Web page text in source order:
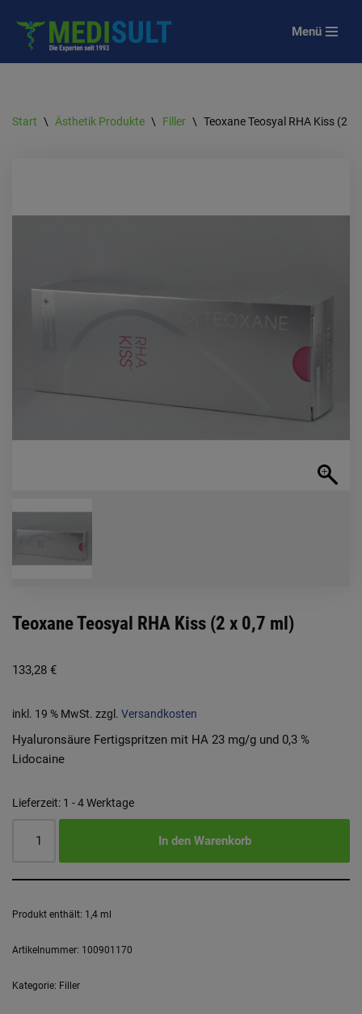
Zum
Inhalt
Menü
Start \ Ästhetik Produkte \ Filler \ Teoxane Teosyal RHA Kiss (2 x
Teoxane Teosyal RHA Kiss (2 x 0,7 ml)
133,28 €
inkl. 19 % MwSt. zzgl. Versandkosten
Hyaluronsäure Fertigspritzen mit HA 23 mg/g und 0,3 %
Lidocaine
Lieferzeit: 1 - 4 Werktage
In den Warenkorb
Produkt enthält: 1,4 ml
Artikelnummer: 100901170
Kategorie: Filler